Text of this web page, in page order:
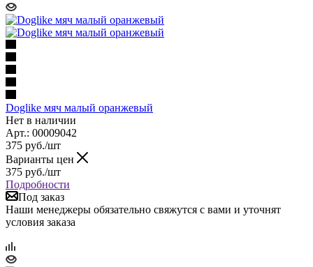
Doglike мяч малый оранжевый
Нет в наличии
Арт.: 00009042
375 руб./шт
Варианты цен
375 руб./шт
Подробности
Под заказ
Наши менеджеры обязательно свяжутся с вами и уточнят
условия заказа